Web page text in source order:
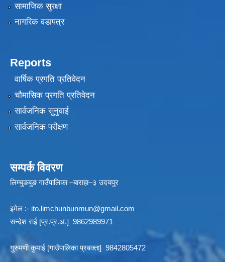
सामाजिक सुरक्षा
नागरिक वडापत्र
Reports
वार्षिक प्रगति प्रतिवेदन
चौमासिक प्रगति प्रतिवेदन
सार्वजनिक सुनुवाई
सार्वजनिक परीक्षण
सम्पर्क विवरण
लिम्चुङबुङ गाउँपालिका –बाराहा–३ उदयपुर
इमेल :- ito.limchunbunmun@gmail.com
सन्देश राई [प्र.प्र.अ.] 9862989971
गुरुमणी कुमाई [गाउँपालिका प्रबक्ता] 9842805472